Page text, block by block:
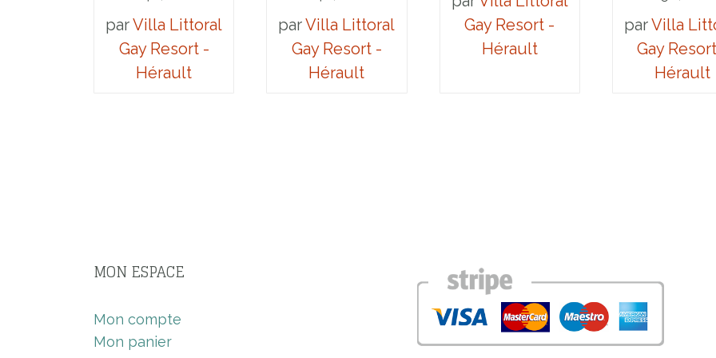
parVilla Littoral
Gay Resort -
Hérault
parVilla Littoral
Gay Resort -
Hérault
Gay Resort -
Hérault
parVilla
Gay
Hérault
MON ESPACE
Mon compte
Mon panier